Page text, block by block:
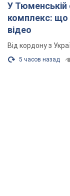
У Тюменській
комплекс: що
відео
Від кордону з
5 часов назад